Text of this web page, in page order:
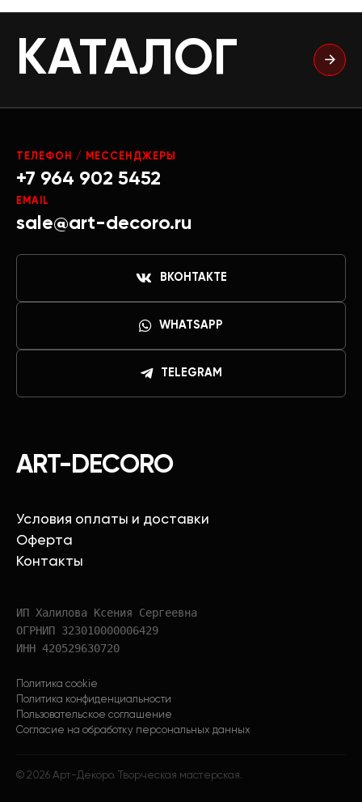
КАТАЛОГ
ART-DECORO
Условия оплаты и доставки
Оферта
Контакты
ИП Халилова Ксения Сергеевна
ОГРНИП 323010000006429
ИНН 420529630720
Политика cookie
Политика конфиденциальности
Пользовательское соглашение
Согласие на обработку персональных данных
© 2026 Арт-Декоро. Творческая мастерская.
ТЕЛЕФОН / МЕССЕНДЖЕРЫ
+7 964 902 5452
EMAIL
sale@art-decoro.ru
ВКОНТАКТЕ
WHATSAPP
TELEGRAM